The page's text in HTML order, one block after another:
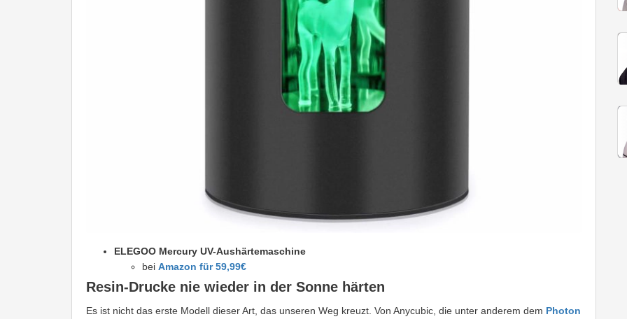
ELEGOO Mercury UV-Aushärtemaschine
bei Amazon für 59,99€
Resin-Drucke nie wieder in der Sonne härten
Es ist nicht das erste Modell dieser Art, das unseren Weg kreuzt. Von Anycubic, die unter anderem dem Photon